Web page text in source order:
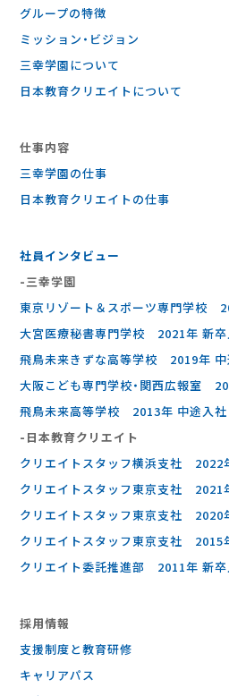
グループの特徴
ミッション・ビジョン
三幸学園について
日本教育クリエイトについて
仕事内容
三幸学園の仕事
⽇本教育クリエイトの仕事
社員インタビュー
-三幸学園
東京リゾート＆スポーツ専門学校
大宮医療秘書専門学校 2021年 新卒
飛鳥未来きずな高等学校 2019年 中
大阪こども専門学校・関西広報室
飛鳥未来高等学校 2013年 中途入社
-⽇本教育クリエイト
クリエイトスタッフ横浜支社 2022
クリエイトスタッフ東京支社 2021
クリエイトスタッフ東京支社 2020
クリエイトスタッフ東京支社 2015
クリエイト委託推進部 2011年 新卒
採⽤情報
支援制度と教育研修
キャリアパス